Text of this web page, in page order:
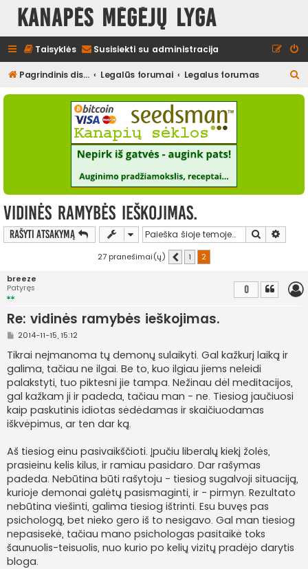
Kanapės mėgėjų lyga
Taisyklės Susisiekti su administracija
Pagrindinis diskusijų puslapis Legalūs forumai Legalus forumas
e
vidinės ramybės ieškojimas.
Rašyti atsakymą Ieškoti
27 pranešimai(ų) Ankstesnis
1
2
breeze
Patyręs
Re: vidinės ramybės ieškojimas.
0
S
a
n
d
a
r
t
i
n
ė
2014-11-15, 15:12
Tikrai neįmanoma tų demonų sulaikyti. Gal kažkurį laiką ir
galima, tačiau ne ilgai. Be to, kuo ilgiau jiems neleidi
palakstyti, tuo piktesni jie tampa. Nežinau dėl meditacijos,
gal kažkam ji ir padeda, tačiau man - ne. Tiesiog jaučiuosi
kaip paskutinis idiotas sėdėdamas ir skaičiuodamas
iškvėpimus, ar ten dar ką.
Aš tiesiog einu pasivaikščioti. Įpučiu liberalų kiekį žolės,
prasieinu kelis kilus, ir ramiau pasidaro. Dar rašymas
padeda. Nebūtina būti rašytoju - tiesiog sugalvoji situaciją,
kurioje demonai galėtų pasismaginti, ir - pirmyn. Rezultato
nebūtina viešinti, galima tiesiog ištrinti. Esu buvęs pas
psichologą, bet nieko gero iš to nesigavo. Gal man tiesiog
nepasisekė, tačiau mano psichologas pasitaikė toks
šaunuolis-teisuolis, nuo kurio po kelių vizitų pradėjo darytis
bloga.